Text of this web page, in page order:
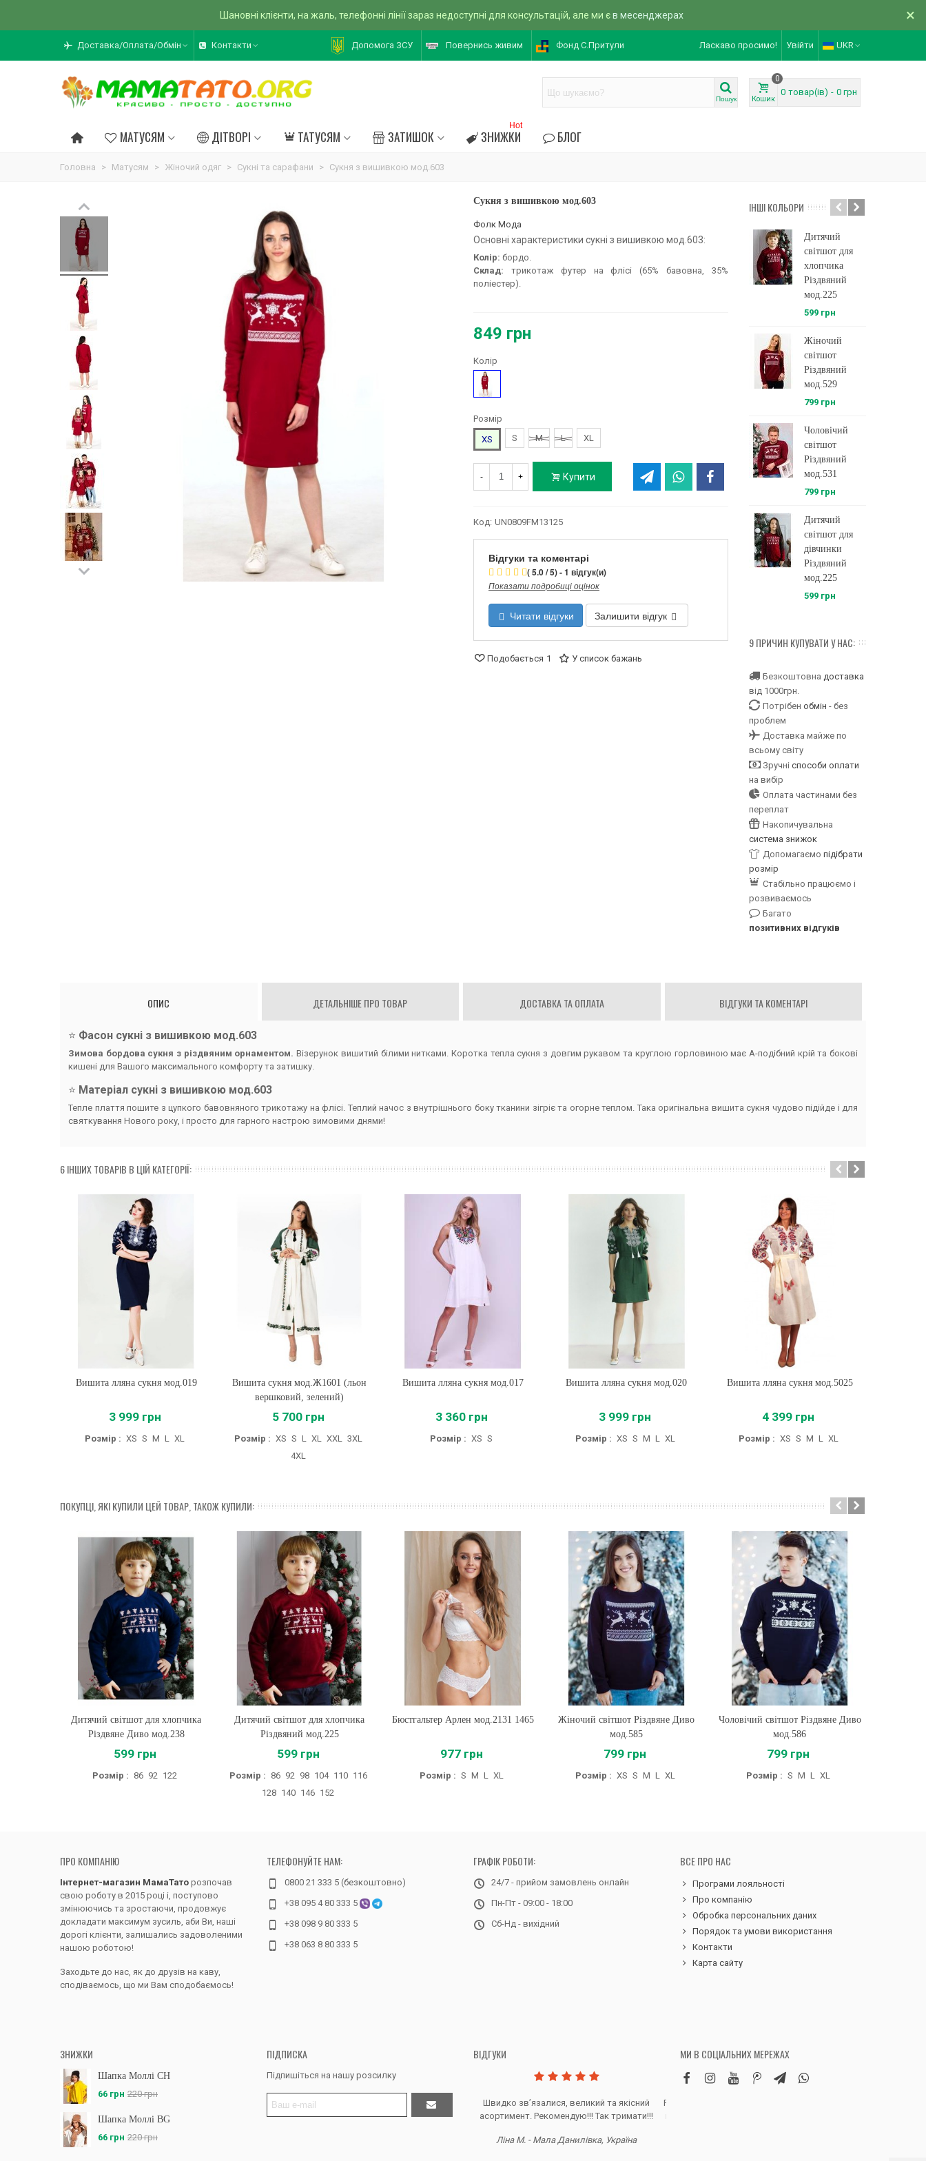
Шановні клієнти, на жаль, телефонні лінії зараз недоступні для консультацій, але ми єв месенджерах ×
Доставка/Оплата/Обмін Контакти Допомога ЗСУ Повернись живим Фонд С.Притули Ласкаво просимо! Увійти UKR
Пошук Кошик
0
0 товар(ів) - 0 грн
МАТУСЯМ ДІТВОРІ ТАТУСЯМ ЗАТИШОК ЗНИЖКИ
Hot
БЛОГ
Головна > Матусям > Жіночий одяг > Сукні та сарафани > Сукня з вишивкою мод.603
Сукня з вишивкою мод.603
Фолк Мода
Основні характеристики сукні з вишивкою мод.603:
Колір: бордо.
Склад: трикотаж футер на флісі (65% бавовна, 35%
поліестер).
849 грн
Колір
Бордовий
Розмір
XS
S M L XL
- + Купити
Код: UN0809FM13125
Відгуки та коментарі
( 5.0 / 5) - 1 відгук(и)
Показати подробиці оцінок
Читати відгуки Залишити відгук
Подобається 1 У список бажань
ІНШІ КОЛЬОРИ
Дитячий
хлопчика
мод.531
799 грн
Дитяча сукня
з вишивкою
мод.249
599 грн
9 ПРИЧИН КУПУВАТИ У НАС:
Безкоштовна доставка
від 1000грн.
Потрібен обмін - без
проблем
Доставка майже по
всьому світу
Зручні способи оплати
на вибір
Оплата частинами без
переплат
Накопичувальна
система знижок
Допомагаємо підібрати
розмір
Стабільно працюємо і
розвиваємось
Багато
позитивних відгуків
ОПИС ДЕТАЛЬНІШЕ ПРО ТОВАР ДОСТАВКА ТА ОПЛАТА ВІДГУКИ ТА КОМЕНТАРІ
⭐️ Фасон сукні з вишивкою мод.603
Зимова бордова сукня з різдвяним орнаментом.Візерунок вишитий білими нитками. Коротка тепла сукня з довгим рукавом та круглою горловиною має А-подібний крій та бокові
кишені для Вашого максимального комфорту та затишку.
⭐️ Матеріал сукні з вишивкою мод.603
Тепле плаття пошите з цупкого бавовняного трикотажу на флісі. Теплий начос з внутрішнього боку тканини зігріє та огорне теплом. Така оригінальна вишита сукня чудово підійде і для
святкування Нового року, і просто для гарного настрою зимовими днями!
6 ІНШИХ ТОВАРІВ В ЦІЙ КАТЕГОРІЇ:
Купити
Вишита сукня мод.Ж1601 (льон
5 700 грн
Розмір : XS S L XL XXL
Купити
Вишита лляна сукня мод.017
3 360 грн
Розмір : XS S
Купити
Вишита лляна сукня мод.020
3 999 грн
Розмір : XS S M
Купити
Вишита лляна сукня мод.5025
4 399 грн
Розмір : XS S M L XL
Купити
Вишита сукня мод.5033
3 999 грн
Розмір : XS S L
ПОКУПЦІ, ЯКІ КУПИЛИ ЦЕЙ ТОВАР, ТАКОЖ КУПИЛИ:
Купити
Дитячий світшот для хлопчика
Різдвяний мод.225
599 грн
Розмір : 86 92 98 104
Купити
Бюстгальтер Арлен мод.2131 1465
977 грн
Розмір : S M L XL
Купити
Жіночий світшот Різдвяне Диво
799 грн
Розмір : XS S M
Купити
Чоловічий світшот Різдвяне Диво
мод.586
799 грн
Розмір : S M L XL
Купити
Трусики мод.580 Айворі
475 грн
Розмір : XS S M
ПРО КОМПАНІЮ
Інтернет-магазин МамаТато розпочав
свою роботу в 2015 році і, поступово
змінюючись та зростаючи, продовжує
докладати максимум зусиль, аби Ви, наші
дорогі клієнти, залишались задоволеними
нашою роботою!
Заходьте до нас, як до друзів на каву,
сподіваємось, що ми Вам сподобаємось!
ТЕЛЕФОНУЙТЕ НАМ:
0800 21 333 5 (безкоштовно)
+38 095 4 80 333 5
+38 098 9 80 333 5
+38 063 8 80 333 5
ГРАФІК РОБОТИ:
24/7 - прийом замовлень онлайн
Пн-Пт - 09:00 - 18:00
Сб-Нд - вихідний
ВСЕ ПРО НАС
Програми лояльності
Про компанію
Обробка персональних даних
Порядок та умови використання
Контакти
Карта сайту
ЗНИЖКИ
Шапка Моллі CH
66 грн 220 грн
Шапка Моллі BG
66 грн 220 грн
ПІДПИСКА
Підпишіться на нашу розсилку
ВІДГУКИ
Дякую за все, продавець супер.
Швидко звʼязалися, великий та якісний
асортимент. Рекомендую!!! Так тримати!!!
Ліна М. - Мала Данилівка, Україна
Робила замовлення дитячих вельветових
штанів. Дуже вдячна магазину, доставка
МИ В СОЦІАЛЬНИХ МЕРЕЖАХ